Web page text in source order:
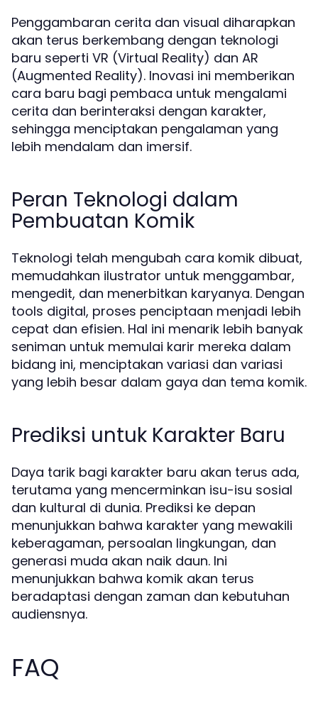
Penggambaran cerita dan visual diharapkan
akan terus berkembang dengan teknologi
baru seperti VR (Virtual Reality) dan AR
(Augmented Reality). Inovasi ini memberikan
cara baru bagi pembaca untuk mengalami
cerita dan berinteraksi dengan karakter,
sehingga menciptakan pengalaman yang
lebih mendalam dan imersif.
Peran Teknologi dalam
Pembuatan Komik
Teknologi telah mengubah cara komik dibuat,
memudahkan ilustrator untuk menggambar,
mengedit, dan menerbitkan karyanya. Dengan
tools digital, proses penciptaan menjadi lebih
cepat dan efisien. Hal ini menarik lebih banyak
seniman untuk memulai karir mereka dalam
bidang ini, menciptakan variasi dan variasi
yang lebih besar dalam gaya dan tema komik.
Prediksi untuk Karakter Baru
Daya tarik bagi karakter baru akan terus ada,
terutama yang mencerminkan isu-isu sosial
dan kultural di dunia. Prediksi ke depan
menunjukkan bahwa karakter yang mewakili
keberagaman, persoalan lingkungan, dan
generasi muda akan naik daun. Ini
menunjukkan bahwa komik akan terus
beradaptasi dengan zaman dan kebutuhan
audiensnya.
FAQ